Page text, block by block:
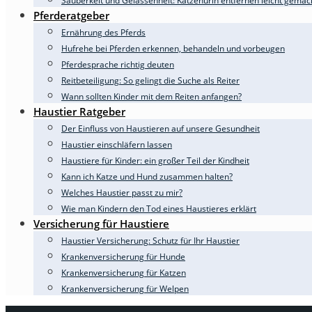
Pferderatgeber
Ernährung des Pferds
Hufrehe bei Pferden erkennen, behandeln und vorbeugen
Pferdesprache richtig deuten
Reitbeteiligung: So gelingt die Suche als Reiter
Wann sollten Kinder mit dem Reiten anfangen?
Haustier Ratgeber
Der Einfluss von Haustieren auf unsere Gesundheit
Haustier einschläfern lassen
Haustiere für Kinder: ein großer Teil der Kindheit
Kann ich Katze und Hund zusammen halten?
Welches Haustier passt zu mir?
Wie man Kindern den Tod eines Haustieres erklärt
Versicherung für Haustiere
Haustier Versicherung: Schutz für Ihr Haustier
Krankenversicherung für Hunde
Krankenversicherung für Katzen
Krankenversicherung für Welpen